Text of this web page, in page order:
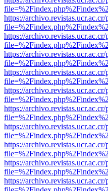
https://
https://
https://
https://
https://
https://
https://
https://
https://
https://